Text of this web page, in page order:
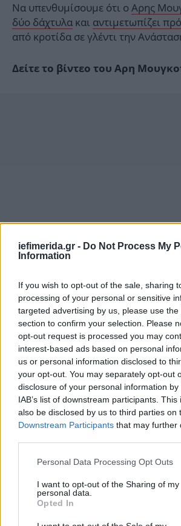
iefimerida.gr - Do Not Process My
Information
If you wish to opt-out of the sale, sharing
processing of your personal or sensitive
targeted advertising by us, please use
section to confirm your selection. Please
opt-out request is processed you may
interest-based ads based on personal
us or personal information disclosed to
your opt-out. You may separately opt-out
disclosure of your personal information
IAB’s list of downstream participants.
also be disclosed by us to third parties on
Downstream Participants that may further
Please note that this website/app uses
not limited to your visit or usage
grant or deny consent to Google and its
use your data for below specified
consent section.
Personal Data Processing Opt Outs
I want to opt-out of the Sharing of my
personal data.
Opted In
Να υπενθυμίσουμε ότι ο Αρης
δύο δάχτυλα και αντιμετωπίζει
από κροτίδα σε γλέντι την
Δείτε το βίντεο του Αρη